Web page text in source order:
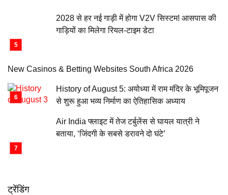
2028 से हर नई गाड़ी में होगा V2V सिस्टम! आसपास की
गाड़ियों का मिलेगा रियल-टाइम डेटा
New Casinos & Betting Websites South Africa 2026
History of August 5: अयोध्या में राम मंदिर के भूमिपूजन
से शुरू हुआ भव्य निर्माण का ऐतिहासिक अध्याय
Air India फ्लाइट में तेज टर्बुलेंस से घायल यात्री ने
बताया, ‘जिंदगी के सबसे डरावने दो घंटे’
ट्रेंडिंग